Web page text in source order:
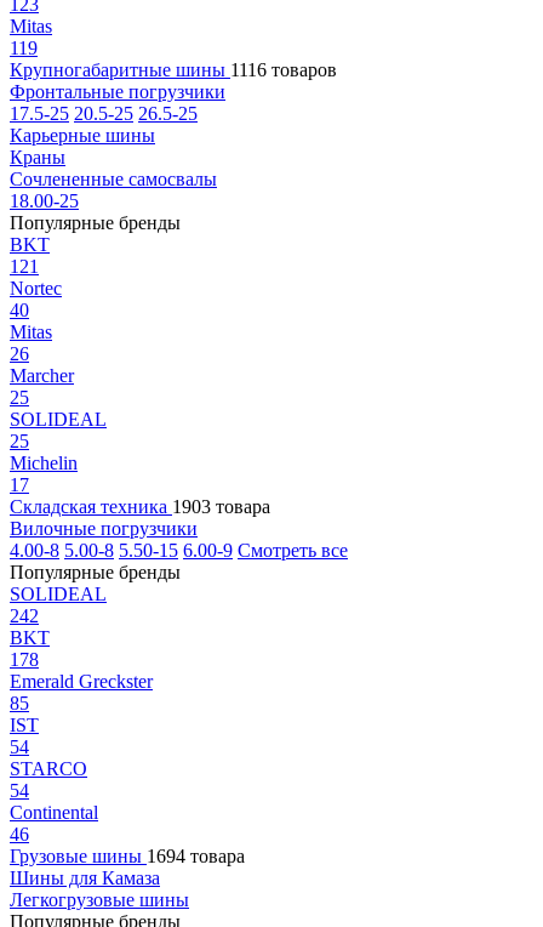
123
Mitas
119
Крупногабаритные шины 1116 товаров
Фронтальные погрузчики
17.5-25 20.5-25 26.5-25
Карьерные шины
Краны
Сочлененные самосвалы
18.00-25
Популярные бренды
BKT
121
Nortec
40
Mitas
26
Marcher
25
SOLIDEAL
25
Michelin
17
Складская техника 1903 товара
Вилочные погрузчики
4.00-8 5.00-8 5.50-15 6.00-9 Смотреть все
Популярные бренды
SOLIDEAL
242
BKT
178
Emerald Greckster
85
IST
54
STARCO
54
Continental
46
Грузовые шины 1694 товара
Шины для Камаза
Легкогрузовые шины
Популярные бренды